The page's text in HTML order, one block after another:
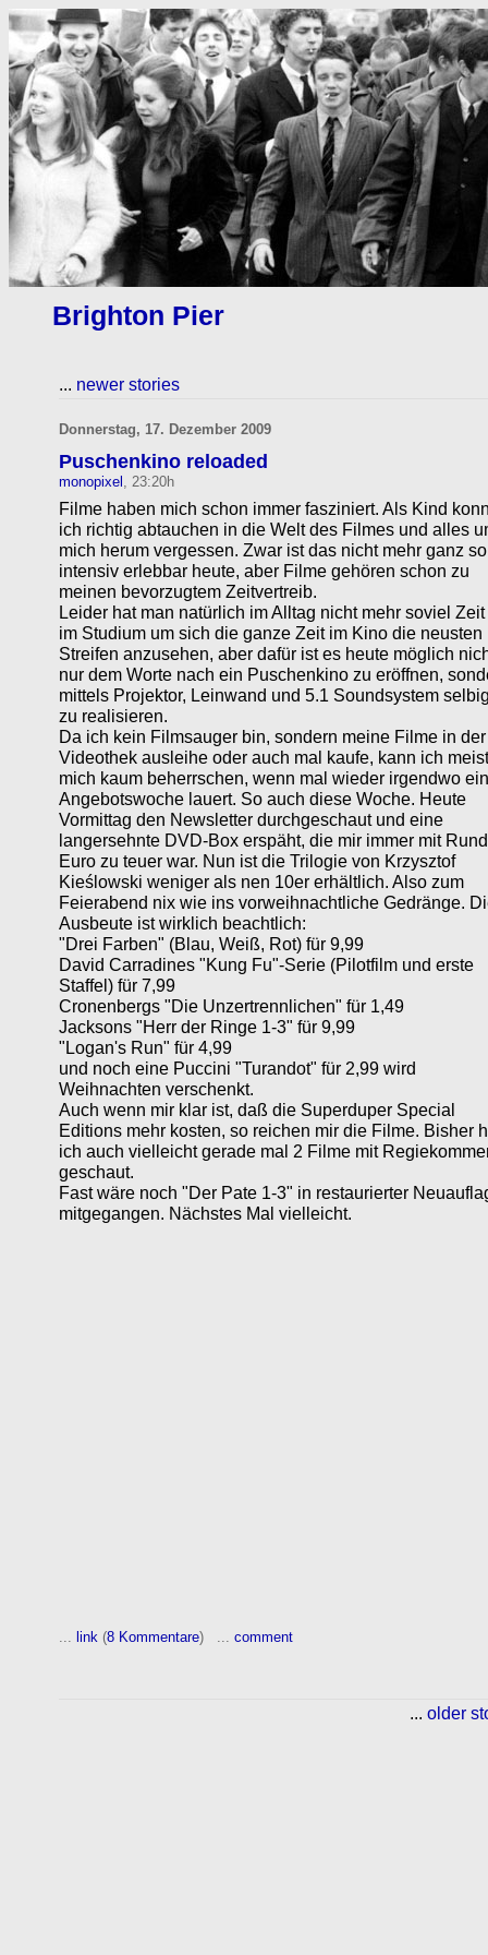
Brighton Pier
... newer stories
Donnerstag, 17. Dezember 2009
Puschenkino reloaded
monopixel , 23:20h
Filme haben mich schon immer fasziniert. Als Kind
ich richtig abtauchen in die Welt des Filmes und alles
mich herum vergessen. Zwar ist das nicht mehr ganz so
intensiv erlebbar heute, aber Filme gehören schon zu
meinen bevorzugtem Zeitvertreib.
Leider hat man natürlich im Alltag nicht mehr soviel
im Studium um sich die ganze Zeit im Kino die neusten
Streifen anzusehen, aber dafür ist es heute möglich
nur dem Worte nach ein Puschenkino zu eröffnen,
mittels Projektor, Leinwand und 5.1 Soundsystem
zu realisieren.
Da ich kein Filmsauger bin, sondern meine Filme in der
Videothek ausleihe oder auch mal kaufe, kann ich
mich kaum beherrschen, wenn mal wieder irgendwo
Angebotswoche lauert. So auch diese Woche. Heute
Vormittag den Newsletter durchgeschaut und eine
langersehnte DVD-Box erspäht, die mir immer mit
Euro zu teuer war. Nun ist die Trilogie von Krzysztof
Kieślowski weniger als nen 10er erhältlich. Also zum
Feierabend nix wie ins vorweihnachtliche Gedränge.
Ausbeute ist wirklich beachtlich:
"Drei Farben" (Blau, Weiß, Rot) für 9,99
David Carradines "Kung Fu"-Serie (Pilotfilm und erste
Staffel) für 7,99
Cronenbergs "Die Unzertrennlichen" für 1,49
Jacksons "Herr der Ringe 1-3" für 9,99
"Logan's Run" für 4,99
und noch eine Puccini "Turandot" für 2,99 wird
Weihnachten verschenkt.
Auch wenn mir klar ist, daß die Superduper Special
Editions mehr kosten, so reichen mir die Filme. Bisher
ich auch vielleicht gerade mal 2 Filme mit
geschaut.
Fast wäre noch "Der Pate 1-3" in restaurierter
mitgegangen. Nächstes Mal vielleicht.
... link (8 Kommentare) ... comment
... older